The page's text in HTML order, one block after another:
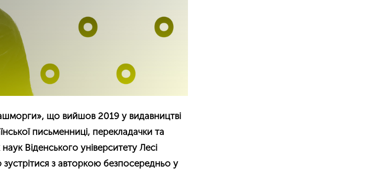
що вийшов 2019 у видавництві
письменниці, перекладачки та
Віденського університету Лесі
з авторкою безпосередньо у